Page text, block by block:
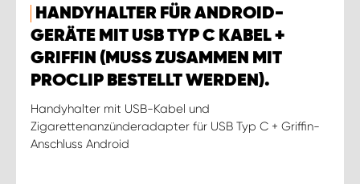
HANDYHALTER FÜR ANDROID-
GERÄTE MIT USB TYP C KABEL +
GRIFFIN (MUSS ZUSAMMEN MIT
PROCLIP BESTELLT WERDEN).
Handyhalter mit USB-Kabel und
Zigarettenanzünderadapter für USB Typ C + Griffin-
Anschluss Android